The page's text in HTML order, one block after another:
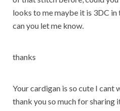
looks to me maybe it is 3DC
can you let me know.
thanks
Your cardigan is so cute I
thank you so much for sharing